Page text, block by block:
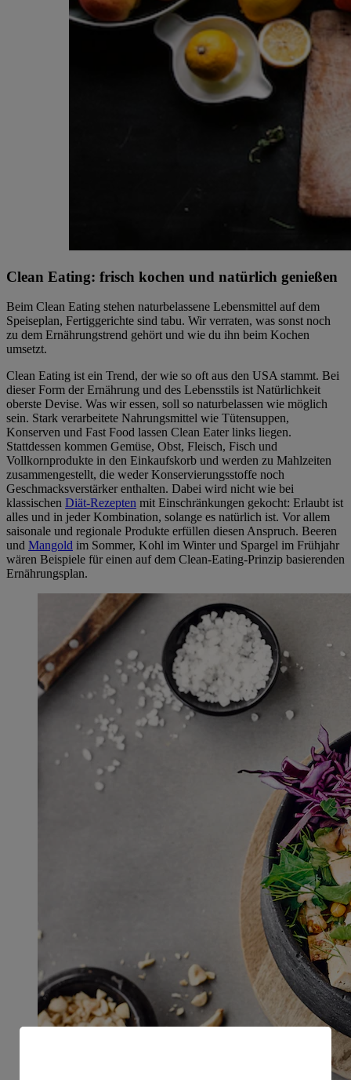
Clean Eating: frisch kochen und natürlich genießen
Beim Clean Eating stehen naturbelassene Lebensmittel auf dem
Speiseplan, Fertiggerichte sind tabu. Wir verraten, was sonst noch
zu dem Ernährungstrend gehört und wie du ihn beim Kochen
umsetzt.
Clean Eating ist ein Trend, der wie so oft aus den USA stammt. Bei
dieser Form der Ernährung und des Lebensstils ist Natürlichkeit
oberste Devise. Was wir essen, soll so naturbelassen wie möglich
sein. Stark verarbeitete Nahrungsmittel wie Tütensuppen,
Konserven und Fast Food lassen Clean Eater links liegen.
Stattdessen kommen Gemüse, Obst, Fleisch, Fisch und
Vollkornprodukte in den Einkaufskorb und werden zu Mahlzeiten
zusammengestellt, die weder Konservierungsstoffe noch
Geschmacksverstärker enthalten. Dabei wird nicht wie bei
klassischen Diät-Rezepten mit Einschränkungen gekocht: Erlaubt ist
alles und in jeder Kombination, solange es natürlich ist. Vor allem
saisonale und regionale Produkte erfüllen diesen Anspruch. Beeren
und Mangold im Sommer, Kohl im Winter und Spargel im Frühjahr
wären Beispiele für einen auf dem Clean-Eating-Prinzip basierenden
Ernährungsplan.